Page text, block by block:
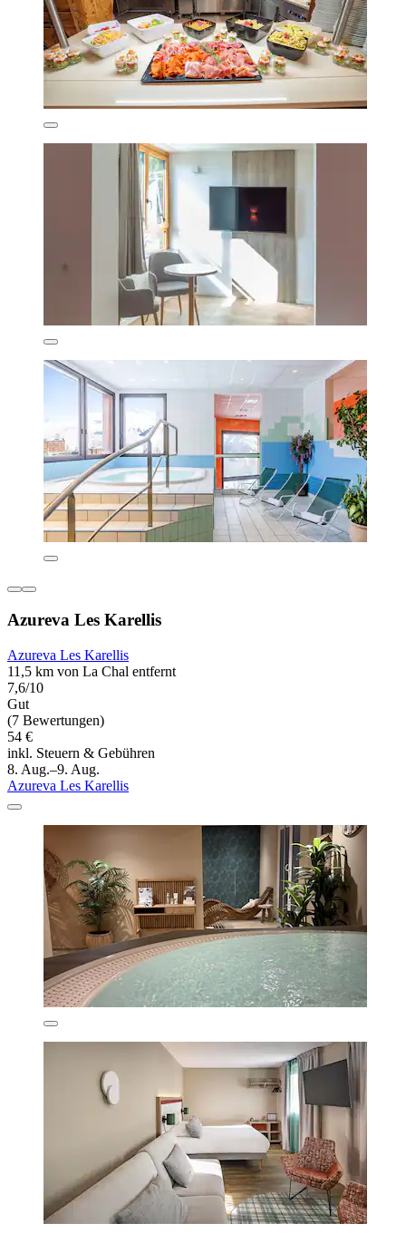
Azureva Les Karellis
Azureva Les Karellis
11,5 km von La Chal entfernt
7,6/10
Gut
(7 Bewertungen)
54 €
inkl. Steuern & Gebühren
8. Aug.–9. Aug.
Azureva Les Karellis